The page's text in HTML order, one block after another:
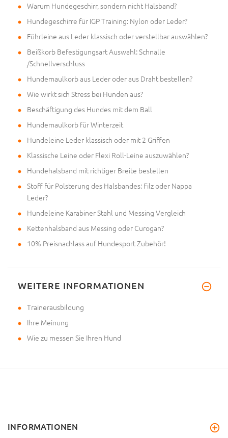
Warum Hundegeschirr, sondern nicht Halsband?
Hundegeschirre für IGP Training: Nylon oder Leder?
Führleine aus Leder klassisch oder verstellbar auswählen?
Beißkorb Befestigungsart Auswahl: Schnalle
/Schnellverschluss
Hundemaulkorb aus Leder oder aus Draht bestellen?
Wie wirkt sich Stress bei Hunden aus?
Beschäftigung des Hundes mit dem Ball
Hundemaulkorb für Winterzeit
Hundeleine Leder klassisch oder mit 2 Griffen
Klassische Leine oder Flexi Roll-Leine auszuwählen?
Hundehalsband mit richtiger Breite bestellen
Stoff für Polsterung des Halsbandes: Filz oder Nappa
Leder?
Hundeleine Karabiner Stahl und Messing Vergleich
Kettenhalsband aus Messing oder Curogan?
10% Preisnachlass auf Hundesport Zubehör!
WEITERE INFORMATIONEN
Trainerausbildung
Ihre Meinung
Wie zu messen Sie Ihren Hund
INFORMATIONEN